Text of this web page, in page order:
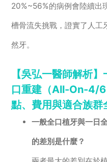
20%~56%的病例會陸續出
槽骨流失挑戰，證實了人工
然牙。
【吳弘一醫師解析
口重建（All-On-4/6
點、費用與適合族群
一般全口植牙與一日
的差別是什麼？